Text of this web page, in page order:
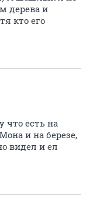
дерева и
кто его
что есть на
и на березе,
видел и ел